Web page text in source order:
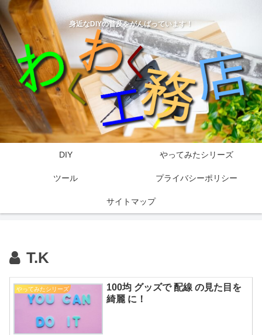
身近なDIYの普及をがんばっています！
DIY やってみたシリーズ
ツール プライバシーポリシー
サイトマップ
T.K
やってみたシリーズ
100均 グッズで 配線 の見た目を
綺麗 に！